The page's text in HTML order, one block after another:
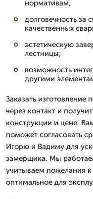
нормативам;
долговечность за
качественных
эстетическую
лестницы;
возможность
другими
Заказать изготовление
через контакт и
конструкции и цене.
поможет согласовать
Игорю и Вадиму для
замерщика. Мы
учитываем пожелания
оптимальное для